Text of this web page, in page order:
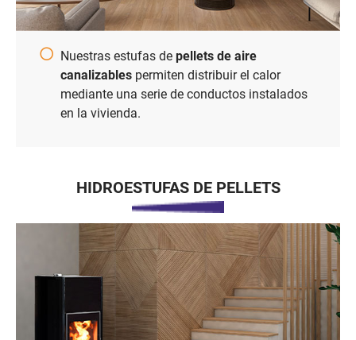
Nuestras estufas depellets de aire
canalizables permiten distribuir el calor
mediante una serie de conductos instalados
en la vivienda.
HIDROESTUFAS DE PELLETS